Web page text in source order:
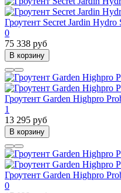
Гроутент Secret Jardin
0
75 338 руб
В корзину
Гроутент Garden Highpro
1
13 295 руб
В корзину
Гроутент Garden Highpro
0